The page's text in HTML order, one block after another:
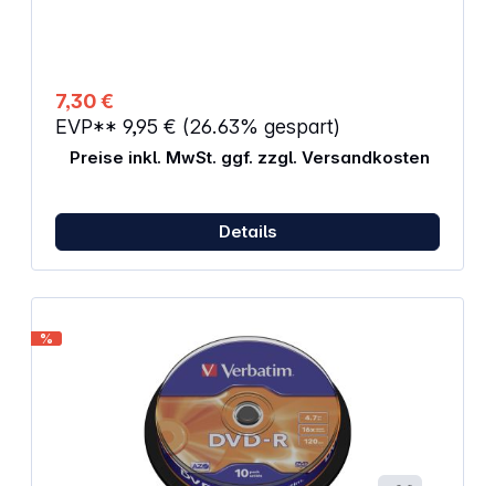
7,30 €
EVP** 9,95 € (26.63% gespart)
Preise inkl. MwSt. ggf. zzgl. Versandkosten
Details
%